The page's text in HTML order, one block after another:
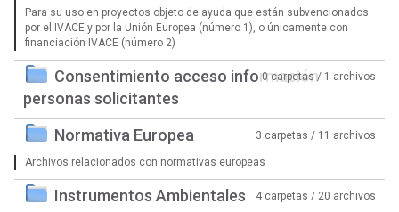
Para su uso en proyectos objeto de ayuda que están subvencionados
por el IVACE y por la Unión Europea (número 1), o únicamente con
financiación IVACE (número 2)
Consentimiento acceso información
personas solicitantes
0 carpetas / 1 archivos
Normativa Europea 3 carpetas / 11 archivos
Archivos relacionados con normativas europeas
Instrumentos Ambientales 4 carpetas / 20 archivos